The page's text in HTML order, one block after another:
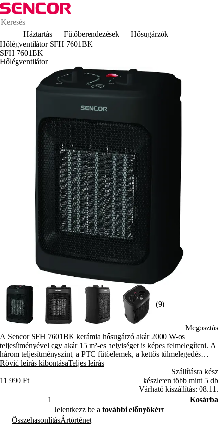
Háztartás Fűtőberendezések
Hősugárzók
Hőlégventilátor SFH 7601BK
SFH 7601BK
Hőlégventilátor
(9)
Megosztás
A Sencor SFH 7601BK kerámia hősugárzó akár 2000 W-os
teljesítményével egy akár 15 m²-es helyiséget is képes felmelegíteni. A
három teljesítményszint, a PTC fűtőelemek, a kettős túlmelegedés
elleni védelem és a felborulás esetén történő automatikus kikapcsolás
Rövid leírás kibontásaTeljes leírás
11 990 Ft
Szállításra kész
készleten több mint 5 db
Várható kiszállítás: 08.11.
Kosárba
Jelentkezz be a további előnyökért
ÖsszehasonlításÁrtörténet